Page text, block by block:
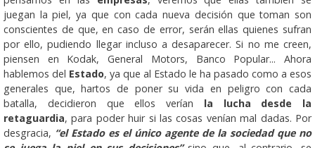
juegan la piel, ya que con cada nueva decisión que toman son
conscientes de que, en caso de error, serán ellas quienes sufran
por ello, pudiendo llegar incluso a desaparecer. Si no me creen,
piensen en Kodak, General Motors, Banco Popular... Ahora
hablemos del Estado, ya que al Estado le ha pasado como a esos
generales que, hartos de poner su vida en peligro con cada
batalla, decidieron que ellos verían la lucha desde la
retaguardia, para poder huir si las cosas venían mal dadas. Por
desgracia, “el Estado es el único agente de la sociedad que no